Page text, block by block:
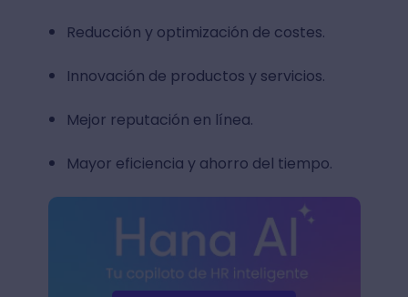
Reducción y optimización de costes.
Innovación de productos y servicios.
Mejor reputación en línea.
Mayor eficiencia y ahorro del tiempo.